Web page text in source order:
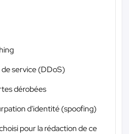
service (DDoS)
dérobées
d'identité (spoofing)
pour la rédaction de ce